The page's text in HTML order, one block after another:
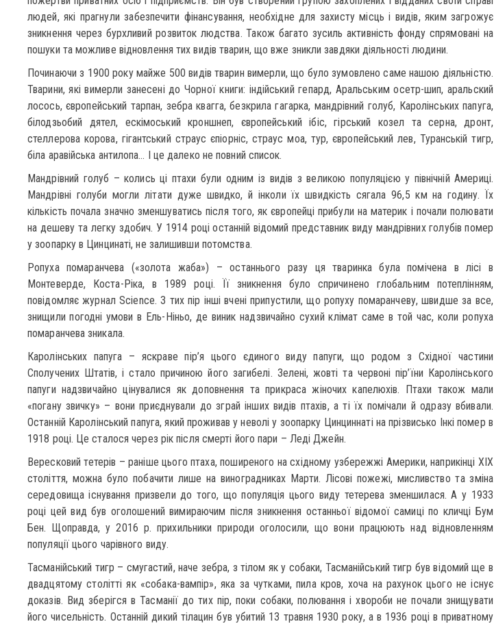
людей, які прагнули забезпечити фінансування, необхідне для захисту місць і видів, яким загрожує
зникнення через бурхливий розвиток людства. Також багато зусиль активність фонду спрямовані на
пошуки та можливе відновлення тих видів тварин, що вже зникли завдяки діяльності людини.
Починаючи з 1900 року майже 500 видів тварин вимерли, що було зумовлено саме нашою діяльністю.
Тварини, які вимерли занесені до Чорної книги: індійський гепард, Аральським осетр-шип, аральский
лосось, європейський тарпан, зебра квагга, безкрила гагарка, мандрівний голуб, Каролінських папуга,
білодзьобий дятел, ескімоський кроншнеп, європейський ібіс, гірський козел та серна, дронт,
стеллерова корова, гігантський страус єпіорніс, страус моа, тур, європейський лев, Туранській тигр,
біла аравійська антилопа… І це далеко не повний список.
Мандрівний голуб – колись ці птахи були одним із видів з великою популяцією у північній Америці.
Мандрівні голуби могли літати дуже швидко, й інколи їх швидкість сягала 96,5 км на годину. Їх
кількість почала значно зменшуватись після того, як європейці прибули на материк і почали полювати
на дешеву та легку здобич. У 1914 році останній відомий представник виду мандрівних голубів помер
у зоопарку в Цинцинаті, не залишивши потомства.
Ропуха помаранчева («золота жаба») – останнього разу ця тваринка була помічена в лісі в
Монтеверде, Коста-Ріка, в 1989 році. Її зникнення було спричинено глобальним потеплінням,
повідомляє журнал Science. З тих пір інші вчені припустили, що ропуху помаранчеву, швидше за все,
знищили погодні умови в Ель-Ніньо, де виник надзвичайно сухий клімат саме в той час, коли ропуха
помаранчева зникала.
Каролінських папуга – яскраве пір’я цього єдиного виду папуги, що родом з Східної частини
Сполучених Штатів, і стало причиною його загибелі. Зелені, жовті та червоні пір’їни Каролінського
папуги надзвичайно цінувалися як доповнення та прикраса жіночих капелюхів. Птахи також мали
«погану звичку» – вони приєднували до зграй інших видів птахів, а ті їх помічали й одразу вбивали.
Останній Каролінський папуга, який проживав у неволі у зоопарку Цинциннаті на прізвисько Інкі помер в
1918 році. Це сталося через рік після смерті його пари – Леді Джейн.
Вересковий тетерів – раніше цього птаха, поширеного на східному узбережжі Америки, наприкінці ХІХ
століття, можна було побачити лише на виноградниках Марти. Лісові пожежі, мисливство та зміна
середовища існування призвели до того, що популяція цього виду тетерева зменшилася. А у 1933
році цей вид був оголошений вимираючим після зникнення останньої відомої самиці по кличці Бум
Бен. Щоправда, у 2016 р. прихильники природи оголосили, що вони працюють над відновленням
популяції цього чарівного виду.
Тасманійський тигр – смугастий, наче зебра, з тілом як у собаки, Тасманійський тигр був відомий ще в
двадцятому столітті як «собака-вампір», яка за чутками, пила кров, хоча на рахунок цього не існує
доказів. Вид зберігся в Тасманії до тих пір, поки собаки, полювання і хвороби не почали знищувати
його чисельність. Останній дикий тілацин був убитий 13 травня 1930 року, а в 1936 році в приватному